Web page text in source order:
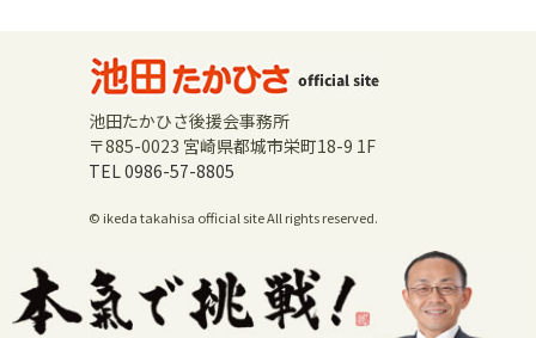
池田たかひさ後援会事務所
〒885-0023 宮崎県都城市栄町18-9 1F
TEL 0986-57-8805
© ikeda takahisa official site All rights reserved.